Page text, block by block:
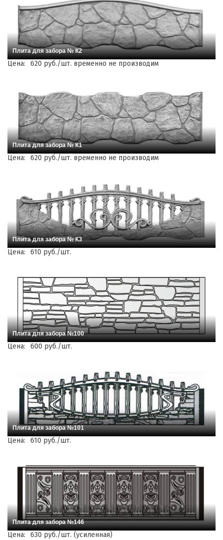
Плита для забора № К2
Цена: 620 руб./шт. временно не производим
Плита для забора № К1
Цена: 620 руб./шт. временно не производим
Плита для забора № К3
Цена: 610 руб./шт.
Плита для забора №100
Цена: 600 руб./шт.
Плита для забора №101
Цена: 610 руб./шт.
Плита для забора №146
Цена: 630 руб./шт. (усиленная)